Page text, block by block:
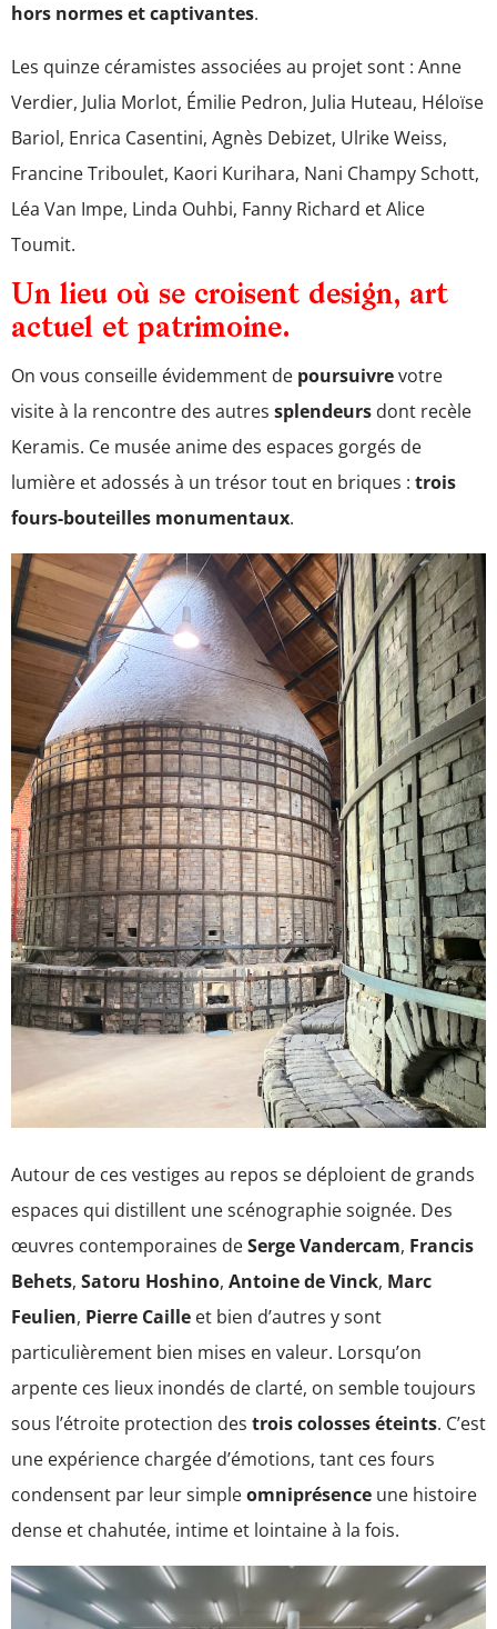
hors normes et captivantes.
Les quinze céramistes associées au projet sont : Anne
Verdier, Julia Morlot, Émilie Pedron, Julia Huteau, Héloïse
Bariol, Enrica Casentini, Agnès Debizet, Ulrike Weiss,
Francine Triboulet, Kaori Kurihara, Nani Champy Schott,
Léa Van Impe, Linda Ouhbi, Fanny Richard et Alice
Toumit.
Un lieu où se croisent design, art
actuel et patrimoine.
On vous conseille évidemment de poursuivrevotre
visite à la rencontre des autres splendeurs dont recèle
Keramis. Ce musée anime des espaces gorgés de
lumière et adossés à un trésor tout en briques : trois
fours-bouteilles monumentaux.
Autour de ces vestiges au repos se déploient de grands
espaces qui distillent une scénographie soignée. Des
œuvres contemporaines deSerge Vandercam, Francis
Behets, Satoru Hoshino, Antoine de Vinck, Marc
Feulien, Pierre Caille et bien d’autres y sont
particulièrement bien mises en valeur. Lorsqu’on
arpente ces lieux inondés de clarté, on semble toujours
sous l’étroite protection des trois colosses éteints. C’est
une expérience chargée d’émotions, tant ces fours
condensent par leur simpleomniprésence une histoire
dense et chahutée, intime et lointaine à la fois.